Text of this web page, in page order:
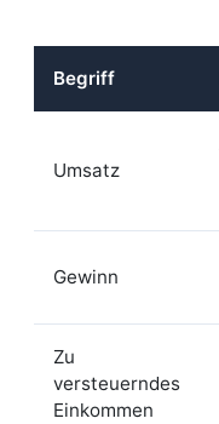
Begriff
Umsatz
Gewinn
Zu
versteuerndes
Einkommen